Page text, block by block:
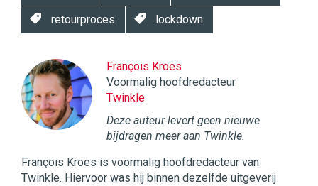
retourproces lockdown
François Kroes
Voormalig hoofdredacteur
Twinkle
Deze auteur levert geen nieuwe
bijdragen meer aan Twinkle.
François Kroes is voormalig hoofdredacteur van
Twinkle. Hiervoor was hij binnen dezelfde uitgeverij